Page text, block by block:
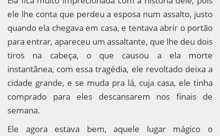
ele lhe conta que perdeu a esposa num assalto, justo
quando ela chegava em casa, e tentava abrir o portão
para entrar, apareceu um assaltante, que lhe deu dois
tiros na cabeça, o que causou a ela morte
instantânea, com essa tragédia, ele revoltado deixa a
cidade grande, e se muda pra lá, cuja casa, ele tinha
comprado para eles descansarem nos finais de
semana.
Ele agora estava bem, aquele lugar mágico o